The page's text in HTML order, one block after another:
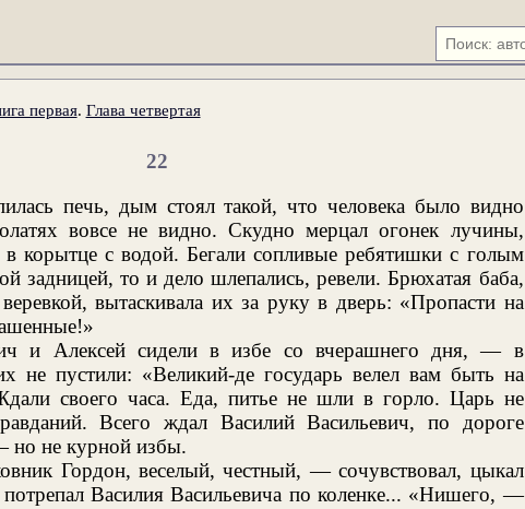
первая. Глава четвертая
22
печь, дым стоял такой, что человека было видно
вовсе не видно. Скудно мерцал огонек лучины,
корытце с водой. Бегали сопливые ребятишки с голым
задницей, то и дело шлепались, ревели. Брюхатая баба,
вытаскивала их за руку в дверь: «Пропасти на
и Алексей сидели в избе со вчерашнего дня, — в
не пустили: «Великий-де государь велел вам быть на
своего часа. Еда, питье не шли в горло. Царь не
Всего ждал Василий Васильевич, по дороге
но не курной избы.
Гордон, веселый, честный, — сочувствовал, цыкал
Василия Васильевича по коленке... «Нишего, —